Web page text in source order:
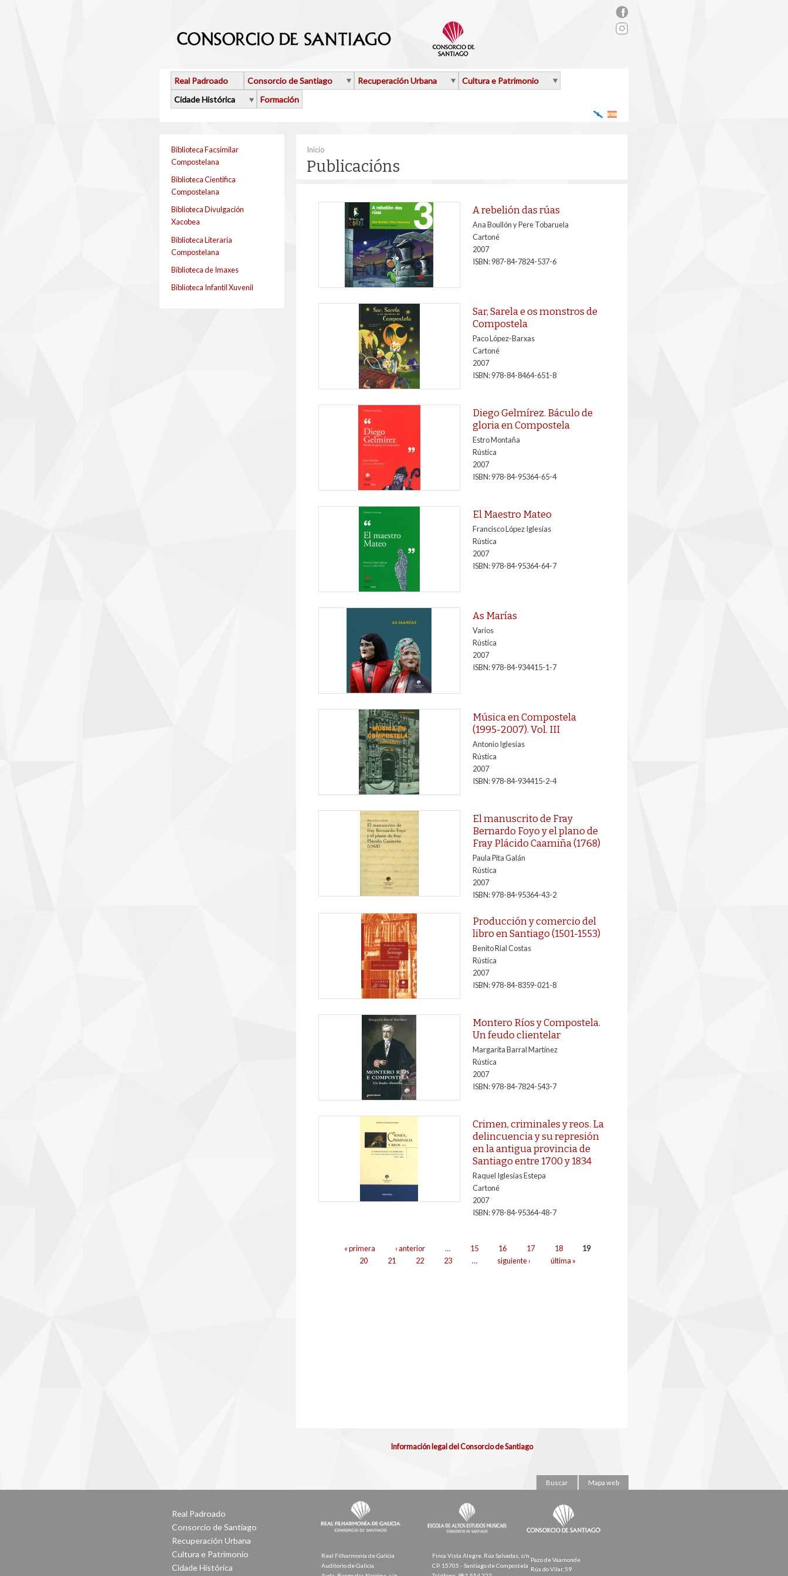
rs_facebook.png
Real Padroado Consorcio de Santiago Recuperación Urbana
Cultura e Patrimonio
Cidade Histórica
Formación
Biblioteca Facsimilar
Compostelana
Biblioteca Cientifica
Compostelana
Biblioteca Divulgación
Xacobea
Biblioteca Literaria
Compostelana
Biblioteca de Imaxes
Biblioteca Infantil Xuvenil
Vostede está aquí
Inicio
Publicacións
A rebelión das rúas
Ana Boullón y Pere Tobaruela
Cartoné
2007
ISBN: 987-84-7824-537-6
Sar, Sarela e os monstros de
Compostela
Paco López-Barxas
Cartoné
2007
ISBN: 978-84-8464-651-8
Diego Gelmírez. Báculo de
gloria en Compostela
Estro Montaña
Rústica
2007
ISBN: 978-84-95364-65-4
El Maestro Mateo
Francisco López Iglesias
Rústica
2007
ISBN: 978-84-95364-64-7
As Marías
Varios
Rústica
2007
ISBN: 978-84-934415-1-7
Música en Compostela
(1995-2007). Vol. III
Antonio Iglesias
Rústica
2007
ISBN: 978-84-934415-2-4
El manuscrito de Fray
Bernardo Foyo y el plano de
Fray Plácido Caamiña (1768)
Paula Pita Galán
Rústica
2007
ISBN: 978-84-95364-43-2
Producción y comercio del
libro en Santiago (1501-1553)
Benito Rial Costas
Rústica
2007
ISBN: 978-84-8359-021-8
Montero Ríos y Compostela.
Un feudo clientelar
Margarita Barral Martínez
Rústica
2007
ISBN: 978-84-7824-543-7
Crimen, criminales y reos. La
delincuencia y su represión
en la antigua provincia de
Santiago entre 1700 y 1834
Raquel Iglesias Estepa
Cartoné
2007
ISBN: 978-84-95364-48-7
Páxinas« primera ‹ anterior … 15 16 17 18
19
20
21 22 23 … siguiente › última »
Información legal del Consorcio de Santiago
Buscar Mapa web
Real Padroado
Consorcio de Santiago
Recuperación Urbana
Cultura e Patrimonio
Cidade Histórica
Real Filharmonía de Galicia
Auditorio de Galicia
Finca Vista Alegre. Rúa Salvadas, s/n.
CP. 15705 - Santiago de Compostela
Pazo de Vaamonde
Rúa do Vilar, 59